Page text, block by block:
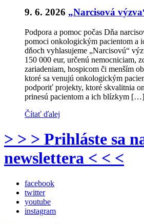
9. 6. 2026 „Narcisová
Podpora a pomoc počas Dňa
pomoci onkologickým pacientom a
dňoch vyhlasujeme „Narcisovú“
150 000 eur, určenú nemocniciam,
zariadeniam, hospicom či menším
ktoré sa venujú onkologickým
podporiť projekty, ktoré skvalitnia
prinesú pacientom a ich blízkym […]
Čítať ďalej
> > > Prihláste sa
newslettera < < <
facebook
twitter
youtube
instagram